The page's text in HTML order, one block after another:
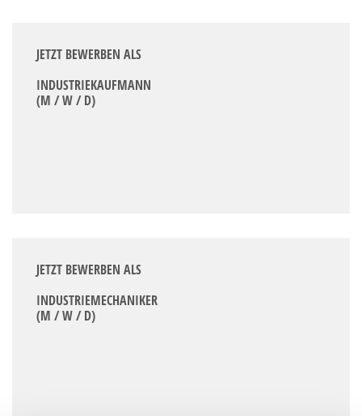
JETZT BEWERBEN ALS
INDUSTRIEKAUFMANN
(M / W / D)
JETZT BEWERBEN ALS
INDUSTRIEMECHANIKER
(M / W / D)